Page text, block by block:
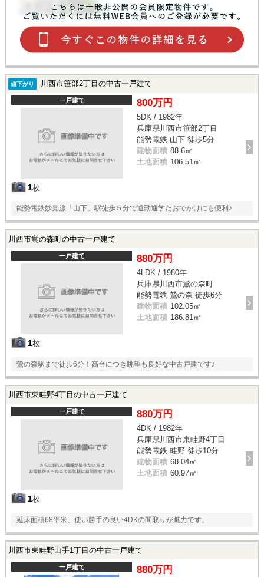
値下がり 川西市笹部2丁目の中古一戸建て
一戸建て
1枚
800万円
5DK / 1982年
兵庫県川西市笹部2丁目
能勢電鉄 山下 徒歩5分
建物面積 88.6㎡
土地面積 106.51㎡
能勢電鉄妙見線「山下」駅徒歩５分で通勤通学たおでかけにも便利♪
川西市鴬の森町の中古一戸建て
一戸建て
1枚
880万円
4LDK / 1980年
兵庫県川西市鴬の森町
能勢電鉄 鶯の森 徒歩6分
建物面積 102.05㎡
土地面積 186.81㎡
鶯の森駅まで徒歩6分！高台につき眺望も良好な中古戸建です♪
川西市東畦野4丁目の中古一戸建て
一戸建て
1枚
880万円
4DK / 1982年
兵庫県川西市東畦野4丁目
能勢電鉄 畦野 徒歩10分
建物面積 68.04㎡
土地面積 60.97㎡
延床面積68平米、使い勝手の良い4DKの間取りが魅力です。
川西市東畦野山手1丁目の中古一戸建て
一戸建て 880万円